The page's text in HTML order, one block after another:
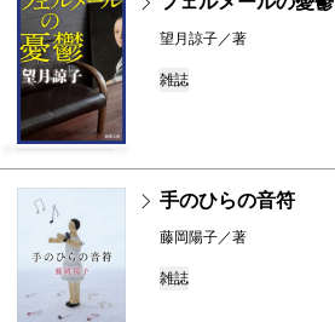
望月諒子／著
雑誌
手のひらの音符
藤岡陽子／著
雑誌